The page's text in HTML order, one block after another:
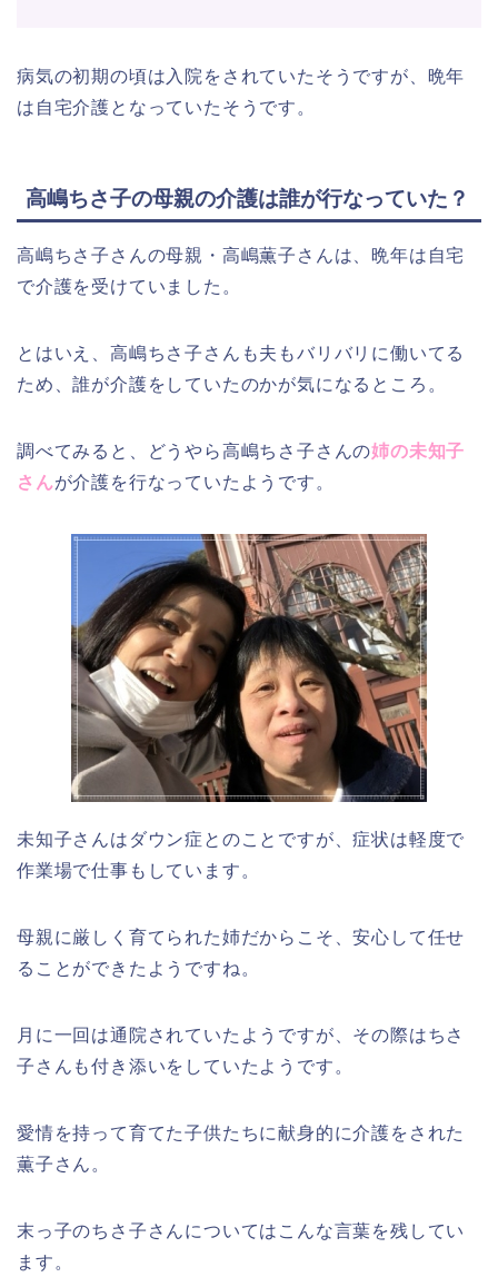
病気の初期の頃は入院をされていたそうですが、晩年
は自宅介護となっていたそうです。
高嶋ちさ子の母親の介護は誰が行なっていた？
高嶋ちさ子さんの母親・高嶋薫子さんは、晩年は自宅
で介護を受けていました。
とはいえ、高嶋ちさ子さんも夫もバリバリに働いてる
ため、誰が介護をしていたのかが気になるところ。
調べてみると、どうやら高嶋ちさ子さんの姉の未知子
さんが介護を行なっていたようです。
未知子さんはダウン症とのことですが、症状は軽度で
作業場で仕事もしています。
母親に厳しく育てられた姉だからこそ、安心して任せ
ることができたようですね。
月に一回は通院されていたようですが、その際はちさ
子さんも付き添いをしていたようです。
愛情を持って育てた子供たちに献身的に介護をされた
薫子さん。
末っ子のちさ子さんについてはこんな言葉を残してい
ます。